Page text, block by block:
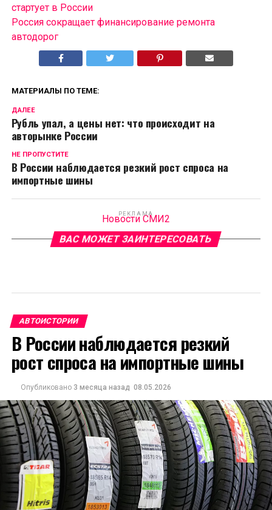
стартует в России
Россия сокращает финансирование ремонта
автодорог
МАТЕРИАЛЫ ПО ТЕМЕ:
ДАЛЕЕ
Рубль упал, а цены нет: что происходит на
авторынке России
НЕ ПРОПУСТИТЕ
В России наблюдается резкий рост спроса на
импортные шины
РЕКЛАМА
Новости СМИ2
ВАС МОЖЕТ ЗАИНТЕРЕСОВАТЬ
АВТОИСТОРИИ
В России наблюдается резкий
рост спроса на импортные шины
Опубликовано 3 месяца назад 08.05.2026